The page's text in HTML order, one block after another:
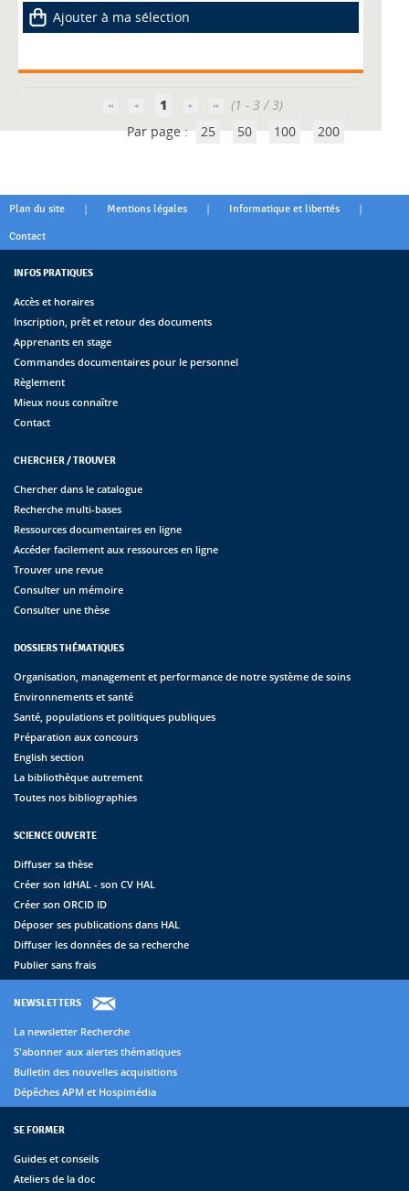
Ajouter à ma sélection
1
(1 - 3 / 3)
Par page : 25 50 100 200
Plan du site | Mentions légales | Informatique et libertés |
Contact
INFOS PRATIQUES
Accès et horaires
Inscription, prêt et retour des documents
Apprenants en stage
Commandes documentaires pour le personnel
Règlement
Mieux nous connaître
Contact
CHERCHER / TROUVER
Chercher dans le catalogue
Recherche multi-bases
Ressources documentaires en ligne
Accéder facilement aux ressources en ligne
Trouver une revue
Consulter un mémoire
Consulter une thèse
DOSSIERS THÉMATIQUES
Organisation, management et performance de notre système de soins
Environnements et santé
Santé, populations et politiques publiques
Préparation aux concours
English section
La bibliothèque autrement
Toutes nos bibliographies
SCIENCE OUVERTE
Diffuser sa thèse
Créer son IdHAL - son CV HAL
Créer son ORCID ID
Déposer ses publications dans HAL
Diffuser les données de sa recherche
Publier sans frais
NEWSLETTERS
La newsletter Recherche
S'abonner aux alertes thématiques
Bulletin des nouvelles acquisitions
Dépêches APM et Hospimédia
SE FORMER
Guides et conseils
Ateliers de la doc